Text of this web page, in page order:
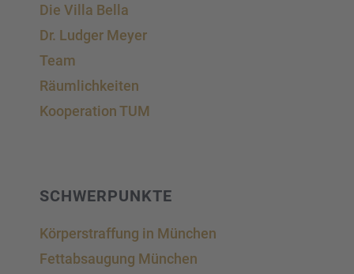
Die Villa Bella
Dr. Ludger Meyer
Team
Räumlich­kei­ten
Koope­ra­tion TUM
SCHWER­PUNKTE
Körper­straf­fung in München
Fettab­sau­gung München